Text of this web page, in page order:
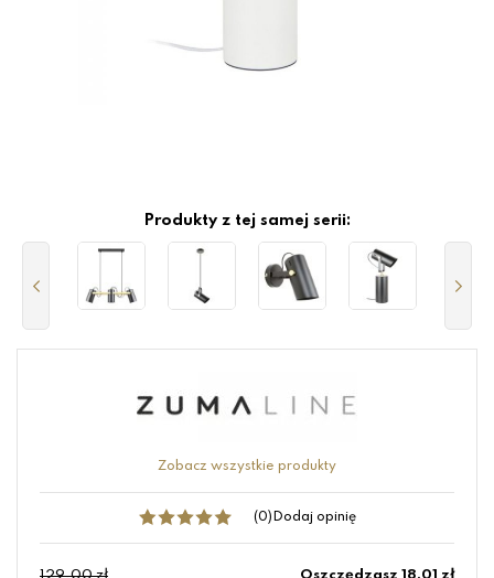
Produkty z tej samej serii:
Zobacz wszystkie produkty
(0) Dodaj opinię